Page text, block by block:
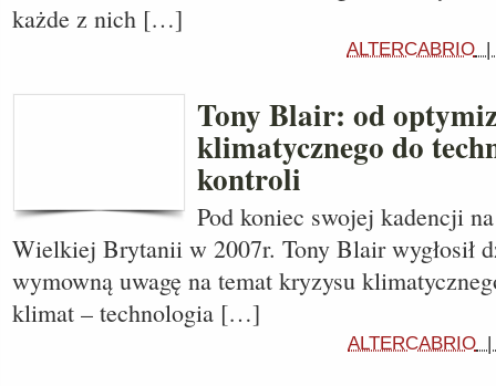
każde z nich […]
ALTERCABRIO
Tony Blair: od
klimatycznego do
kontroli
Pod koniec swojej kadencji
Wielkiej Brytanii w 2007r. Tony Blair wygłosił
wymowną uwagę na temat kryzysu
klimat – technologia […]
ALTERCABRIO